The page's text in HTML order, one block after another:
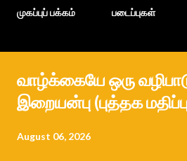
முகப்புப் பக்கம் படைப்புகள்
வாழ்க்கையே ஒரு
இறையன்பு (புத்தக
August 06, 2026